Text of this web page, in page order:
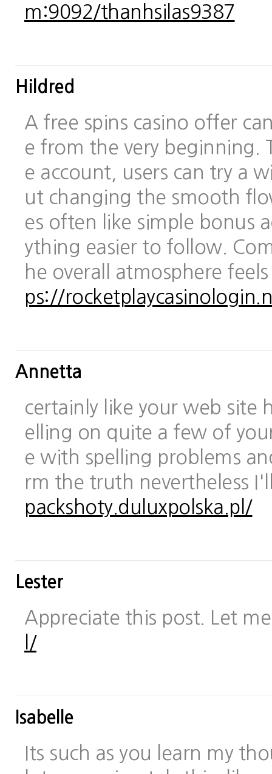
m:9092/thanhsilas9387
Hildred
A free spins casino offer
e from the very beginning.
e account, users can try a
ut changing the smooth
es often like simple bonus
ything easier to follow.
he overall atmosphere
ps://
Annetta
certainly like your web site
elling on quite a few of
e with spelling problems
rm the truth nevertheless
packshoty.duluxpolska.pl/
Lester
Appreciate this post. Let
l/
Isabelle
Its such as you learn my